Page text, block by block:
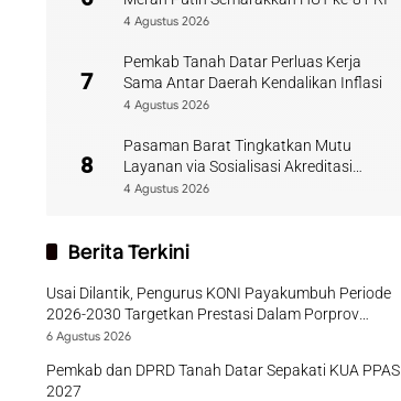
4 Agustus 2026
7
Pemkab Tanah Datar Perluas Kerja
Sama Antar Daerah Kendalikan Inflasi
4 Agustus 2026
8
Pasaman Barat Tingkatkan Mutu
Layanan via Sosialisasi Akreditasi
Perpustakaan 2026
4 Agustus 2026
Berita Terkini
Usai Dilantik, Pengurus KONI Payakumbuh Periode
2026-2030 Targetkan Prestasi Dalam Porprov
Sumbar
6 Agustus 2026
Pemkab dan DPRD Tanah Datar Sepakati KUA PPAS
2027